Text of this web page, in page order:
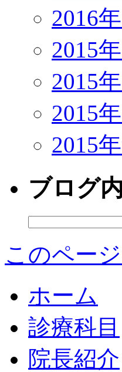
2016
2015
2015
2015
2015
ブログ
このペー
ホーム
診療科目
院長紹介